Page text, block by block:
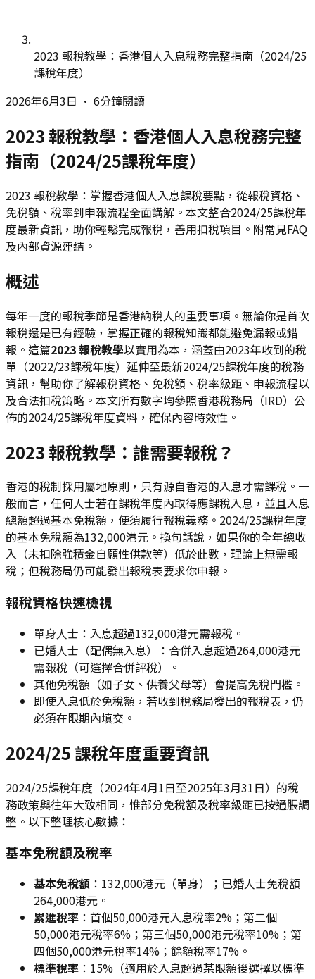
2023 報稅教學：香港個人入息稅務完整指南（2024/25
課稅年度）
2026年6月3日 • 6分鐘閱讀
2023 報稅教學：香港個人入息稅務完整
指南（2024/25課稅年度）
2023 報稅教學：掌握香港個人入息課稅要點，從報稅資格、
免稅額、稅率到申報流程全面講解。本文整合2024/25課稅年
度最新資訊，助你輕鬆完成報稅，善用扣稅項目。附常見FAQ
及內部資源連結。
概述
每年一度的報稅季節是香港納稅人的重要事項。無論你是首次
報稅還是已有經驗，掌握正確的報稅知識都能避免漏報或錯
報。這篇2023 報稅教學以實用為本，涵蓋由2023年收到的稅
單（2022/23課稅年度）延伸至最新2024/25課稅年度的稅務
資訊，幫助你了解報稅資格、免稅額、稅率級距、申報流程以
及合法扣稅策略。本文所有數字均參照香港稅務局（IRD）公
佈的2024/25課稅年度資料，確保內容時效性。
2023 報稅教學：誰需要報稅？
香港的稅制採用屬地原則，只有源自香港的入息才需課稅。一
般而言，任何人士若在課稅年度內取得應課稅入息，並且入息
總額超過基本免稅額，便須履行報稅義務。2024/25課稅年度
的基本免稅額為132,000港元。換句話說，如果你的全年總收
入（未扣除強積金自願性供款等）低於此數，理論上無需報
稅；但稅務局仍可能發出報稅表要求你申報。
報稅資格快速檢視
單身人士：入息超過132,000港元需報稅。
已婚人士（配偶無入息）：合併入息超過264,000港元
需報稅（可選擇合併評稅）。
其他免稅額（如子女、供養父母等）會提高免稅門檻。
即使入息低於免稅額，若收到稅務局發出的報稅表，仍
必須在限期內填交。
2024/25 課稅年度重要資訊
2024/25課稅年度（2024年4月1日至2025年3月31日）的稅
務政策與往年大致相同，惟部分免稅額及稅率級距已按通脹調
整。以下整理核心數據：
基本免稅額及稅率
基本免稅額 ：132,000港元（單身）；已婚人士免稅額
264,000港元。
累進稅率 ：首個50,000港元入息稅率2%；第二個
50,000港元稅率6%；第三個50,000港元稅率10%；第
四個50,000港元稅率14%；餘額稅率17%。
標準稅率 ：15%（適用於入息超過某限額後選擇以標準